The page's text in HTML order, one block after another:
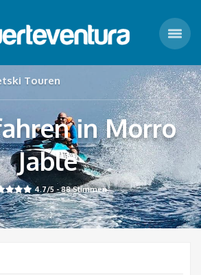
Touren
in Morro
Jable
4.7/5 -88Stimmen